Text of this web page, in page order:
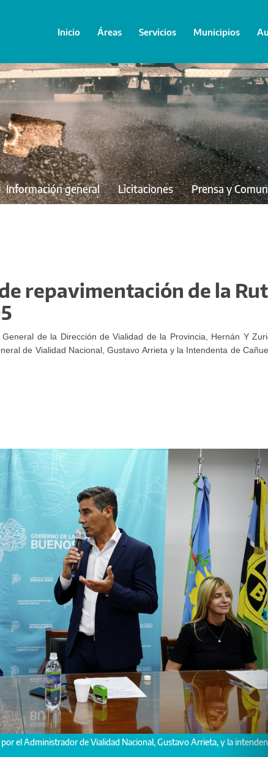
Inicio Áreas Servicios Municipios
Información general Licitaciones Prensa y
repavimentación de la
de la Dirección de Vialidad de la Provincia, Hernán Y
de Vialidad Nacional, Gustavo Arrieta y la Intendenta de
aseguró la intendenta Fassi.